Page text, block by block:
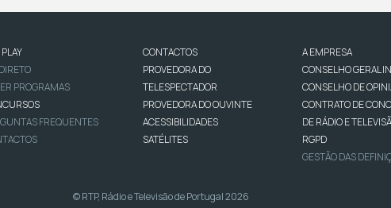
PROGRAMAS
FREQUENTES
CONTACTOS
PROVEDORA DO
TELESPECTADOR
PROVEDORA DO OUVINTE
ACESSIBILIDADES
SATÉLITES
A EMPRESA
CONSELHO GERAL
CONSELHO DE
CONTRATO DE
DE RÁDIO E
RGPD
GESTÃO DAS
© RTP, Rádio e Televisão de Portugal 2026